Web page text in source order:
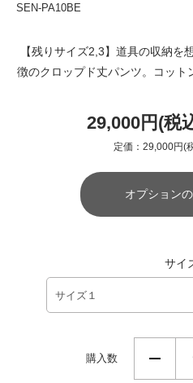
SEN-PA10BE
【残りサイズ2,3】道具の収納を
徴のクロップド丈パンツ。コット
29,000円(税
定価：29,000円(
オプション
サイ
購入数